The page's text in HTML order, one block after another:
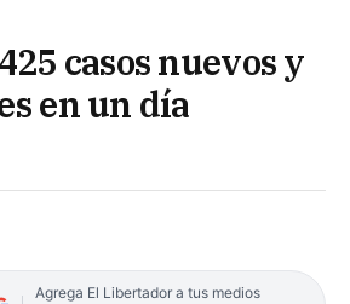
casos nuevos y
en un día
Agrega El Libertador a tus medios